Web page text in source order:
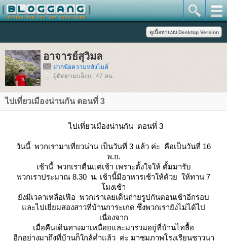
อาจารย์สุวิมล
ฝากข้อความหลังไมค์
ผู้ติดตามบล็อก : 47 คน
ไปเที่ยวเมืองน่านกัน ตอนที่ 3
ไปเที่ยวเมืองน่านกัน ตอนที่ 3
วันนี้ พวกเรามาเที่ยวน่าน เป็นวันที่ 3 แล้ว ค่ะ คือเป็นวันที่ 16
พ.ย.
เช้านี้ พวกเราตื่นแต่เช้า เพราะตั้งใจให้ ตั้มมารับ
พวกเราประมาณ 8.30 น. เช้านี้มีอาหารเช้าให้ด้วย ให้ทาน 7
มงเช้า
ังมีเวลาเหลือเฟือ พวกเราเลยเดินถ่ายรูปกันตอนเช้าอีกรอบ
ละไปเยี่ยมสองสาวที่บ้านการะเกด ซึ่งพวกเรายังไม่ได้ไป
เนื่องจาก
เมื่อคืนเดินทางมาเหนื่อยและมารวมอยู่ที่บ้านไทลื้อ
อีกอย่างมาถึงที่บ้านก็ใกล้ค่ำแล้ว ค่ะ มาชมภาพโรงเรียนชาวนา